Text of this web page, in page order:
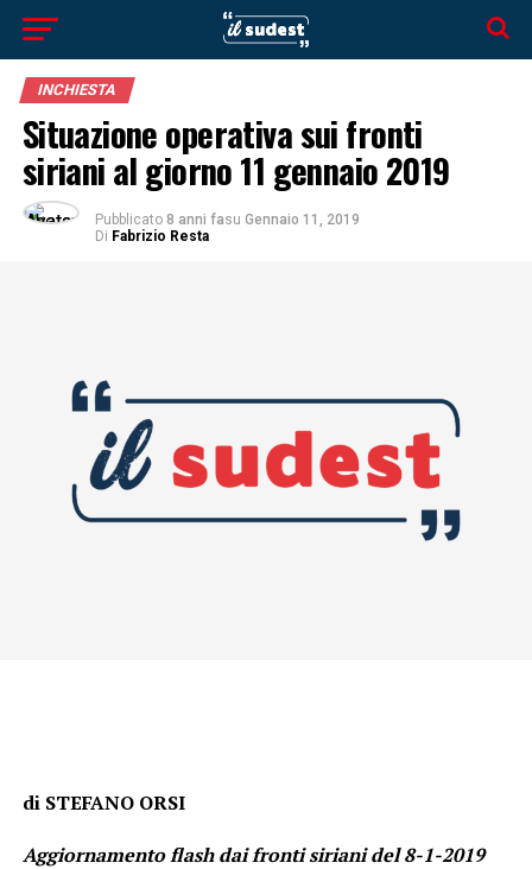
INCHIESTA
Situazione operativa sui fronti
siriani al giorno 11 gennaio 2019
Pubblicato 8 anni fasu Gennaio 11, 2019
Di Fabrizio Resta
di STEFANO ORSI
Aggiornamento flash dai fronti siriani del 8-1-2019